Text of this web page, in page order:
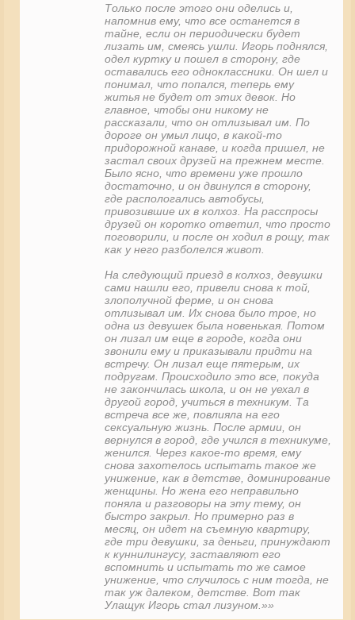
Только после этого они оделись и,
напомнив ему, что все останется в
тайне, если он периодически будет
лизать им, смеясь ушли. Игорь поднялся,
одел куртку и пошел в сторону, где
оставались его одноклассники. Он шел и
понимал, что попался, теперь ему
житья не будет от этих девок. Но
главное, чтобы они никому не
рассказали, что он отлизывал им. По
дороге он умыл лицо, в какой-то
придорожной канаве, и когда пришел, не
застал своих друзей на прежнем месте.
Было ясно, что времени уже прошло
достаточно, и он двинулся в сторону,
где распологались автобусы,
привозившие их в колхоз. На расспросы
друзей он коротко ответил, что просто
поговорили, и после он ходил в рощу, так
как у него разболелся живот.
На следующий приезд в колхоз, девушки
сами нашли его, привели снова к той,
злополучной ферме, и он снова
отлизывал им. Их снова было трое, но
одна из девушек была новенькая. Потом
он лизал им еще в городе, когда они
звонили ему и приказывали придти на
встречу. Он лизал еще пятерым, их
подругам. Происходило это все, покуда
не закончилась школа, и он не уехал в
другой город, учиться в техникум. Та
встреча все же, повлияла на его
сексуальную жизнь. После армии, он
вернулся в город, где учился в техникуме,
женился. Через какое-то время, ему
снова захотелось испытать такое же
унижение, как в детстве, доминирование
женщины. Но жена его неправильно
поняла и разговоры на эту тему, он
быстро закрыл. Но примерно раз в
месяц, он идет на съемную квартиру,
где три девушки, за деньги, принуждают
к куннилингусу, заставляют его
вспомнить и испытать то же самое
унижение, что случилось с ним тогда, не
так уж далеком, детстве. Вот так
Улащук Игорь стал лизуном.»»